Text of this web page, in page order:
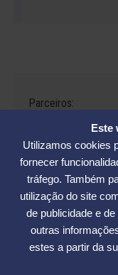
Este
Utilizamos cookies
fornecer
tráfego. Também
utilização do site
de publicidade e
outras
estes a partir da
Parceiros:
Avenida César Seara,
- (48) 3234-2089 -
Sede de Praia: Rua
Telefone 48